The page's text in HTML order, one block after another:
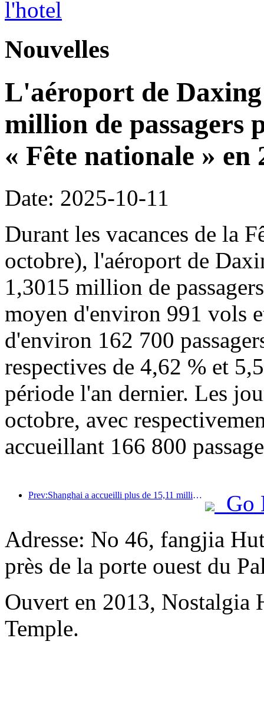
Nouvelles
L'aéroport de
million de passagers
« Fête nationale » en
Date: 2025-10-11
Durant les vacances de la
octobre), l'aéroport de
1,3015 million de
moyen d'environ 991 vols
d'environ 162 700
respectives de 4,62 % et
période l'an dernier. Les
octobre, avec
accueillant 166 800
Prev:Shanghai a accueilli plus de 15,11 millions de visiteurs au cours des quatre premiers jours des vacances de la mi-automne et de la fête nationale, soit une augmentation de plus de 20 % par rapport à l'année précédente.
Go
Adresse: No 46, fangjia
près de la porte ouest du
Ouvert en 2013, Nostalgia
Temple.